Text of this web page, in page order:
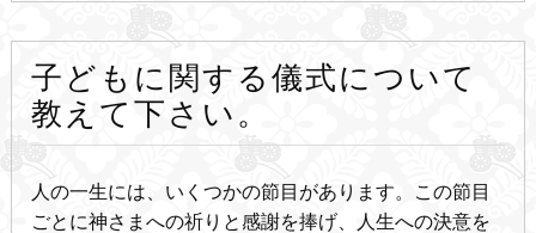
子どもに関する儀式について
教えて下さい。
人の一生には、いくつかの節目があります。この節目
ごとに神さまへの祈りと感謝を捧げ、人生への決意を